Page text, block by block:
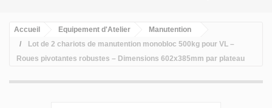
Accueil Equipement d'Atelier
Manutention
Lot de 2 chariots de manutention monobloc 500kg pour VL –
Roues pivotantes robustes – Dimensions 602x385mm par plateau